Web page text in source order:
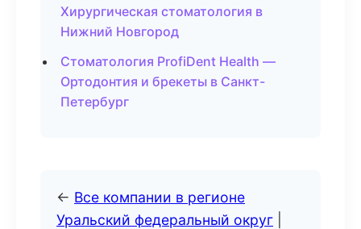
Хирургическая стоматология в
Нижний Новгород
Стоматология ProfiDent Health —
Ортодонтия и брекеты в Санкт-
Петербург
← Все компании в регионе
Уральский федеральный округ